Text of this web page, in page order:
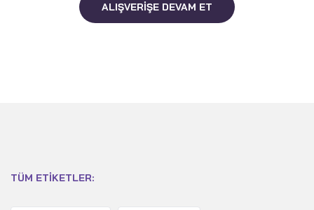
ALIŞVERIŞE DEVAM ET
TÜM ETIKETLER: